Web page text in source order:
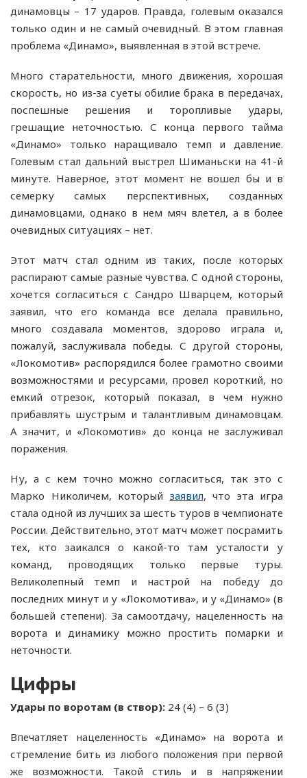
динамовцы – 17 ударов. Правда, голевым оказался
только один и не самый очевидный. В этом главная
проблема «Динамо», выявленная в этой встрече.
Много старательности, много движения, хорошая
скорость, но из-за суеты обилие брака в передачах,
поспешные решения и торопливые удары,
грешащие неточностью. С конца первого тайма
«Динамо» только наращивало темп и давление.
Голевым стал дальний выстрел Шиманьски на 41-й
минуте. Наверное, этот момент не вошел бы и в
семерку самых перспективных, созданных
динамовцами, однако в нем мяч влетел, а в более
очевидных ситуациях – нет.
Этот матч стал одним из таких, после которых
распирают самые разные чувства. С одной стороны,
хочется согласиться с Сандро Шварцем, который
заявил, что его команда все делала правильно,
много создавала моментов, здорово играла и,
пожалуй, заслуживала победы. С другой стороны,
«Локомотив» распорядился более грамотно своими
возможностями и ресурсами, провел короткий, но
емкий отрезок, который показал, в чем нужно
прибавлять шустрым и талантливым динамовцам.
А значит, и «Локомотив» до конца не заслуживал
поражения.
Ну, а с кем точно можно согласиться, так это с
Марко Николичем, который заявил, что эта игра
стала одной из лучших за шесть туров в чемпионате
России. Действительно, этот матч может посрамить
тех, кто заикался о какой-то там усталости у
команд, проводящих только первые туры.
Великолепный темп и настрой на победу до
последних минут и у «Локомотива», и у «Динамо» (в
большей степени). За самоотдачу, нацеленность на
ворота и динамику можно простить помарки и
неточности.
Цифры
Удары по воротам (в створ): 24 (4) – 6 (3)
Впечатляет нацеленность «Динамо» на ворота и
стремление бить из любого положения при первой
же возможности. Такой стиль и в напряжении